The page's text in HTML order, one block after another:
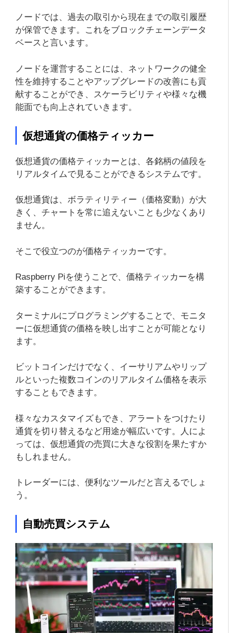
ノードでは、過去の取引から現在までの取引履歴
が保管できます。これをブロックチェーンデータ
ベースと言います。
ノードを運営することには、ネットワークの健全
性を維持することやアップグレードの改善にも貢
献することができ、スケーラビリティや様々な機
能面でも向上されていきます。
仮想通貨の価格ティッカー
仮想通貨の価格ティッカーとは、各銘柄の値段を
リアルタイムで見ることができるシステムです。
仮想通貨は、ボラティリティー（価格変動）が大
きく、チャートを常に追えないことも少なくあり
ません。
そこで役立つのが価格ティッカーです。
Raspberry Piを使うことで、価格ティッカーを構
築することができます。
ターミナルにプログラミングすることで、モニタ
ーに仮想通貨の価格を映し出すことが可能となり
ます。
ビットコインだけでなく、イーサリアムやリップ
ルといった複数コインのリアルタイム価格を表示
することもできます。
様々なカスタマイズもでき、アラートをつけたり
通貨を切り替えるなど用途が幅広いです。人によ
っては、仮想通貨の売買に大きな役割を果たすか
もしれません。
トレーダーには、便利なツールだと言えるでしょ
う。
自動売買システム